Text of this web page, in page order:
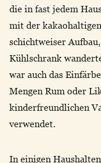
die in fast jedem
mit der
schichtweiser
Kühlschrank
war auch das
Mengen Rum oder
kinderfreundlichen
verwendet.
In einigen